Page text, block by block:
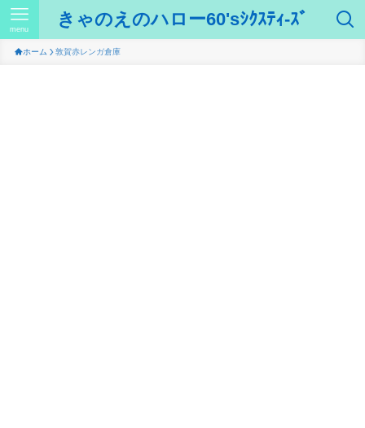
きゃのえのハロー60'sｼｸｽﾃｨ-ｽﾞ
menu
ホーム 敦賀赤レンガ倉庫